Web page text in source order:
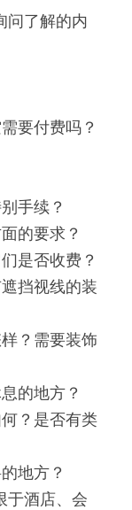
问了解的内
要付费吗？
手续？
的要求？
是否收费？
挡视线的装
？需要装饰
的地方？
？是否有类
地方？
于酒店、会